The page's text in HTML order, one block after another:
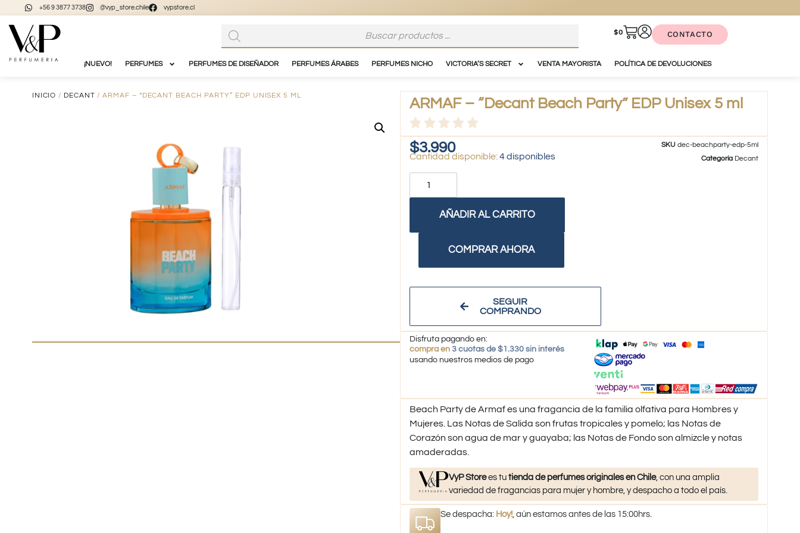
+56 9 3877 3738 @vyp_store.chile vypstore.cl
$0 CONTACTO
¡NUEVO! PERFUMES PERFUMES DE DISEÑADOR PERFUMES ÁRABES PERFUMES NICHO VICTORIA’S SECRET VENTA MAYORISTA POLÍTICA DE DEVOLUCIONES
INICIO / DECANT / ARMAF – “DECANT BEACH PARTY” EDP UNISEX 5 ML
ARMAF – “Decant Beach Party” EDP Unisex 5 ml
$3.990
4 disponibles
AÑADIR AL CARRITO
COMPRAR AHORA
SEGUIR
COMPRANDO
SKUdec-beachparty-edp-5ml
Categoría Decant
Disfruta pagando en:
compra en 3 cuotas de $1.330 sin interés
usando nuestros medios de pago
Beach Party de Armaf es una fragancia de la familia olfativa para Hombres y
Mujeres. Las Notas de Salida son frutas tropicales y pomelo; las Notas de
Corazón son agua de mar y guayaba; las Notas de Fondo son almizcle y notas
amaderadas.
VyP Storees tutienda de perfumes originales en Chile, con una amplia
variedad de fragancias para mujer y hombre, y despacho a todo el país.
Se despacha: Hoy!, aún estamos antes de las 15:00hrs.